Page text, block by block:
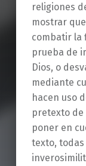
religiones
mostrar
combatir la
prueba de
Dios, o
mediante
hacen uso
pretexto
poner en
texto,